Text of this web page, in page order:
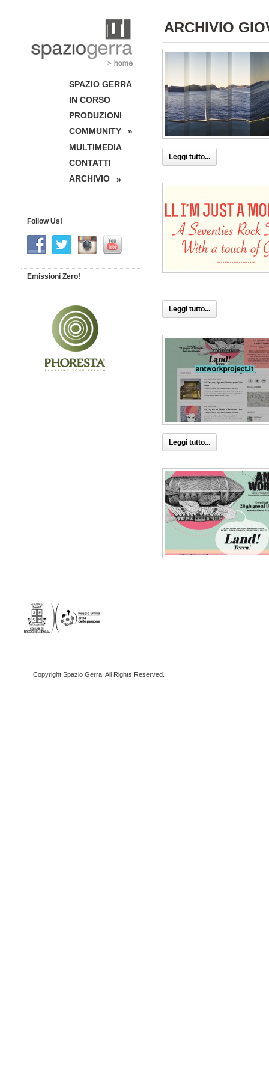
ARCHIVIO
Leggi tutto...
Leggi tutto...
Leggi tutto...
SPAZIO GERRA
IN CORSO
PRODUZIONI
COMMUNITY
»
MULTIMEDIA
CONTATTI
ARCHIVIO
»
Follow Us!
Emissioni Zero!
Copyright Spazio Gerra. All Rights Reserved.